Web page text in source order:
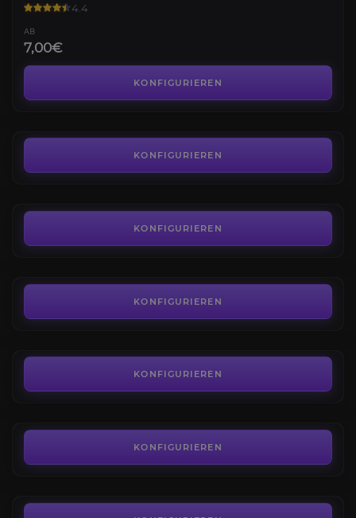
4.4
AB
7,00€
KONFIGURIEREN
KONFIGURIEREN
Hochfels
KONFIGURIEREN
KONFIGURIEREN
KONFIGURIEREN
Antorus, der Brennende Thron
KONFIGURIEREN
Der Ewige Palast